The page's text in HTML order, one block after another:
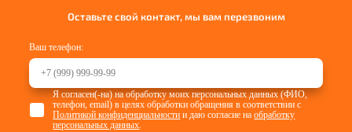
Оставьте свой контакт, мы вам перезвоним
Ваш телефон:
Я согласен(-на) на обработку моих персональных данных (ФИО,
телефон, email) в целях обработки обращения в соответствии с
Политикой конфиденциальности и даю согласие наобработку
персональных данных.